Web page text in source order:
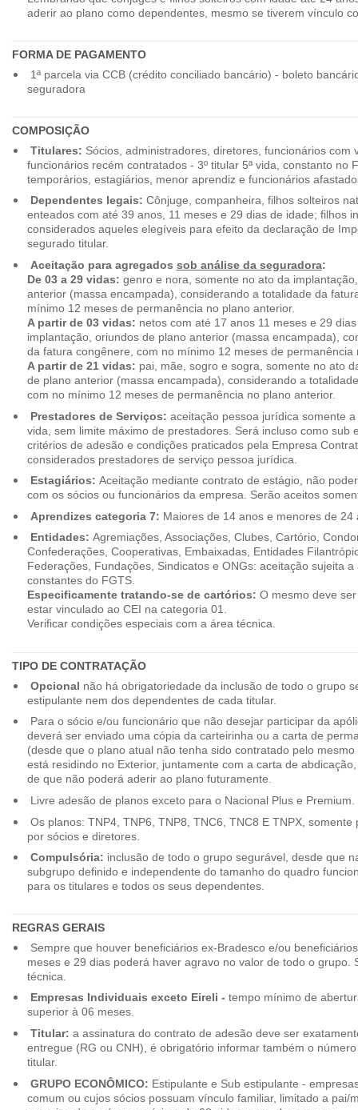
aderir ao plano como dependentes, mesmo se tiverem vínculo
FORMA DE PAGAMENTO
1ª parcela via CCB (crédito conciliado bancário) - boleto
seguradora
COMPOSIÇÃO
Titulares: Sócios, administradores, diretores, funcionários com
funcionários recém contratados - 3º titular 5ª vida, constanto no
temporários, estagiários, menor aprendiz e funcionários
Dependentes legais: Cônjuge, companheira, filhos solteiros
enteados com até 39 anos, 11 meses e 29 dias de idade; filhos
considerados aqueles elegíveis para efeito da declaração de
segurado titular.
Aceitação para agregados sob análise da seguradora:
De 03 a 29 vidas: genro e nora, somente no ato da
anterior (massa encampada), considerando a totalidade da
mínimo 12 meses de permanência no plano anterior.
A partir de 03 vidas: netos com até 17 anos 11 meses e 29
implantação, oriundos de plano anterior (massa encampada),
da fatura congênere, com no mínimo 12 meses de permanência
A partir de 21 vidas: pai, mãe, sogro e sogra, somente no ato
de plano anterior (massa encampada), considerando a
com no mínimo 12 meses de permanência no plano anterior.
Prestadores de Serviços: aceitação pessoa jurídica somente a
vida, sem limite máximo de prestadores. Será incluso como sub
critérios de adesão e condições praticados pela Empresa
considerados prestadores de serviço pessoa jurídica.
Estagiários: Aceitação mediante contrato de estágio, não
com os sócios ou funcionários da empresa. Serão aceitos
Aprendizes categoria 7: Maiores de 14 anos e menores de 24
Entidades: Agremiações, Associações, Clubes, Cartório,
Confederações, Cooperativas, Embaixadas, Entidades
Federações, Fundações, Sindicatos e ONGs: aceitação sujeita
constantes do FGTS.
Especificamente tratando-se de cartórios: O mesmo deve
estar vinculado ao CEI na categoria 01.
Verificar condições especiais com a área técnica.
TIPO DE CONTRATAÇÃO
Opcional não há obrigatoriedade da inclusão de todo o grupo
estipulante nem dos dependentes de cada titular.
Para o sócio e/ou funcionário que não desejar participar da
deverá ser enviado uma cópia da carteirinha ou a carta de
(desde que o plano atual não tenha sido contratado pelo
está residindo no Exterior, juntamente com a carta de
de que não poderá aderir ao plano futuramente.
Livre adesão de planos exceto para o Nacional Plus e Premium.
Os planos: TNP4, TNP6, TNP8, TNC6, TNC8 E TNPX,
por sócios e diretores.
Compulsória: inclusão de todo o grupo segurável, desde que
subgrupo definido e independente do tamanho do quadro
para os titulares e todos os seus dependentes.
REGRAS GERAIS
Sempre que houver beneficiários ex-Bradesco e/ou
meses e 29 dias poderá haver agravo no valor de todo o grupo.
técnica.
Empresas Individuais exceto Eireli - tempo mínimo de
superior à 06 meses.
Titular: a assinatura do contrato de adesão deve ser
entregue (RG ou CNH), é obrigatório informar também o
titular.
GRUPO ECONÔMICO: Estipulante e Sub estipulante -
comum ou cujos sócios possuam vínculo familiar, limitado a pai/